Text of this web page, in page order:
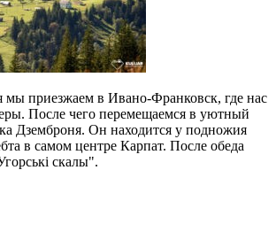
мы приезжаем в Ивано-Франковск, где нас
После чего перемещаемся в уютный
Дземброня. Он находится у подножия
в самом центре Карпат. После обеда
скалы".